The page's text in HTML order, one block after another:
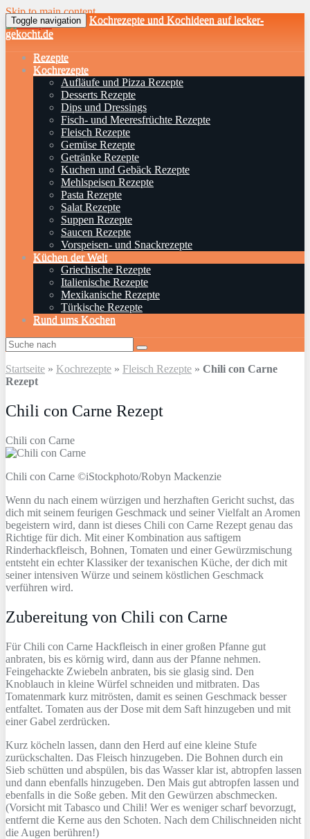
Skip to main content
Toggle navigation
Kochrezepte und Kochideen auf lecker-
gekocht.de
Rezepte
Kochrezepte
Aufläufe und Pizza Rezepte
Desserts Rezepte
Dips und Dressings
Fisch- und Meeresfrüchte Rezepte
Fleisch Rezepte
Gemüse Rezepte
Getränke Rezepte
Kuchen und Gebäck Rezepte
Mehlspeisen Rezepte
Pasta Rezepte
Salat Rezepte
Suppen Rezepte
Saucen Rezepte
Vorspeisen- und Snackrezepte
Küchen der Welt
Griechische Rezepte
Italienische Rezepte
Mexikanische Rezepte
Türkische Rezepte
Rund ums Kochen
Startseite » Kochrezepte » Fleisch Rezepte » Chili con Carne
Rezept
Chili con Carne Rezept
Chili con Carne
Chili con Carne ©iStockphoto/Robyn Mackenzie
Wenn du nach einem würzigen und herzhaften Gericht suchst, das
dich mit seinem feurigen Geschmack und seiner Vielfalt an Aromen
begeistern wird, dann ist dieses Chili con Carne Rezept genau das
Richtige für dich. Mit einer Kombination aus saftigem
Rinderhackfleisch, Bohnen, Tomaten und einer Gewürzmischung
entsteht ein echter Klassiker der texanischen Küche, der dich mit
seiner intensiven Würze und seinem köstlichen Geschmack
verführen wird.
Zubereitung von Chili con Carne
Für Chili con Carne Hackfleisch in einer großen Pfanne gut
anbraten, bis es körnig wird, dann aus der Pfanne nehmen.
Feingehackte Zwiebeln anbraten, bis sie glasig sind. Den
Knoblauch in kleine Würfel schneiden und mitbraten. Das
Tomatenmark kurz mitrösten, damit es seinen Geschmack besser
entfaltet. Tomaten aus der Dose mit dem Saft hinzugeben und mit
einer Gabel zerdrücken.
Kurz köcheln lassen, dann den Herd auf eine kleine Stufe
zurückschalten. Das Fleisch hinzugeben. Die Bohnen durch ein
Sieb schütten und abspülen, bis das Wasser klar ist, abtropfen lassen
und dann ebenfalls hinzugeben. Den Mais gut abtropfen lassen und
ebenfalls in die Soße geben. Mit den Gewürzen abschmecken.
(Vorsicht mit Tabasco und Chili! Wer es weniger scharf bevorzugt,
entfernt die Kerne aus den Schoten. Nach dem Chilischneiden nicht
die Augen berühren!)